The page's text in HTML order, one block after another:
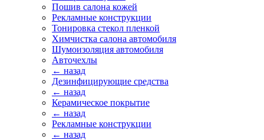
Пошив салона кожей
Рекламные конструкции
Тонировка стекол пленкой
Химчистка салона автомобиля
Шумоизоляция автомобиля
Авточехлы
← назад
Дезинфицирующие средства
← назад
Керамическое покрытие
← назад
Рекламные конструкции
← назад